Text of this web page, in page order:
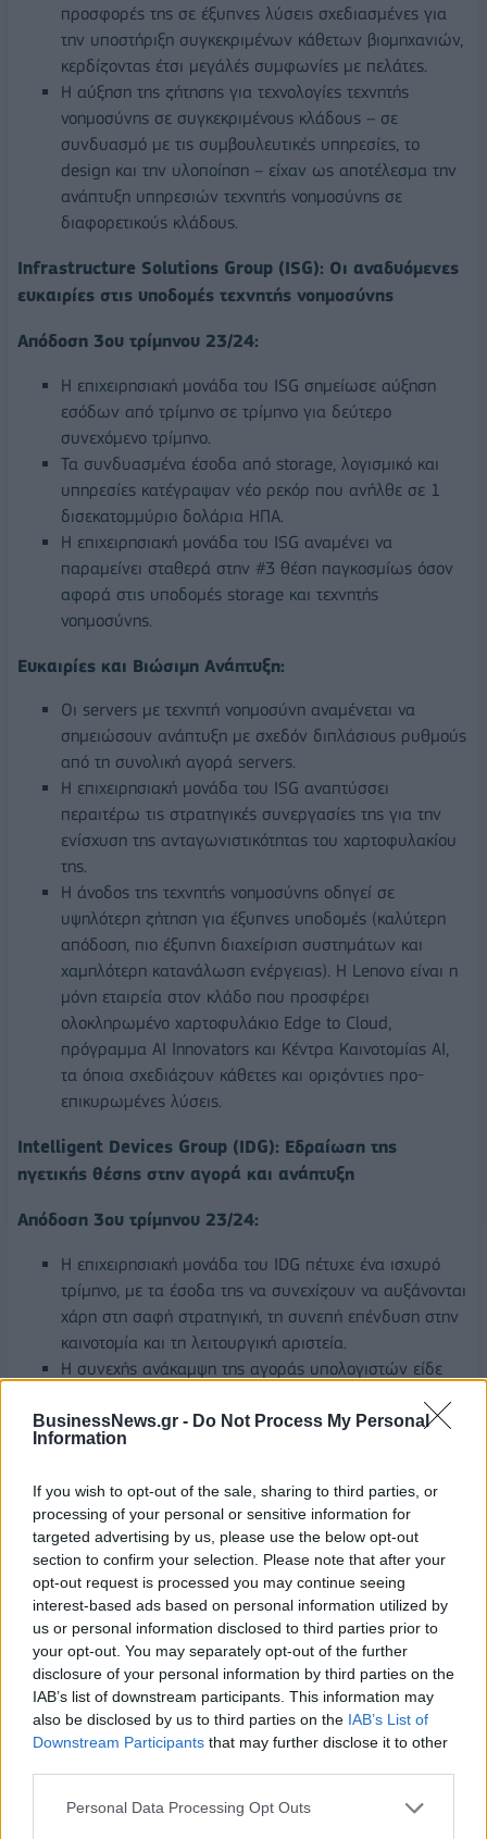
BusinessNews.gr - Do Not Process My Personal
Information
If you wish to opt-out of the sale, sharing to third parties, or
processing of your personal or sensitive information for
targeted advertising by us, please use the below opt-out
section to confirm your selection. Please note that after your
opt-out request is processed you may continue seeing
interest-based ads based on personal information utilized by
us or personal information disclosed to third parties prior to
your opt-out. You may separately opt-out of the further
disclosure of your personal information by third parties on the
IAB’s list of downstream participants. This information may
also be disclosed by us to third parties on the IAB’s List of
Downstream Participants that may further disclose it to other
Personal Data Processing Opt Outs
προσφορές της σε έξυπνες λύσεις σχεδιασμένες για
την υποστήριξη συγκεκριμένων κάθετων βιομηχανιών,
κερδίζοντας έτσι μεγάλές συμφωνίες με πελάτες.
Η αύξηση της ζήτησης για τεχνολογίες τεχνητής
νοημοσύνης σε συγκεκριμένους κλάδους – σε
συνδυασμό με τις συμβουλευτικές υπηρεσίες, το
design και την υλοποίηση – είχαν ως αποτέλεσμα την
ανάπτυξη υπηρεσιών τεχνητής νοημοσύνης σε
διαφορετικούς κλάδους.
Infrastructure Solutions Group (ISG): Οι αναδυόμενες
ευκαιρίες στις υποδομές τεχνητής νοημοσύνης
Απόδοση 3ου τρίμηνου 23/24:
Η επιχειρησιακή μονάδα του ISG σημείωσε αύξηση
εσόδων από τρίμηνο σε τρίμηνο για δεύτερο
συνεχόμενο τρίμηνο.
Τα συνδυασμένα έσοδα από storage, λογισμικό και
υπηρεσίες κατέγραψαν νέο ρεκόρ που ανήλθε σε 1
δισεκατομμύριο δολάρια ΗΠΑ.
Η επιχειρησιακή μονάδα του ISG αναμένει να
παραμείνει σταθερά στην #3 θέση παγκοσμίως όσον
αφορά στις υποδομές storage και τεχνητής
νοημοσύνης.
Ευκαιρίες και Βιώσιμη Ανάπτυξη:
Οι servers με τεχνητή νοημοσύνη αναμένεται να
σημειώσουν ανάπτυξη με σχεδόν διπλάσιους ρυθμούς
από τη συνολική αγορά servers.
Η επιχειρησιακή μονάδα του ISG αναπτύσσει
περαιτέρω τις στρατηγικές συνεργασίες της για την
ενίσχυση της ανταγωνιστικότητας του χαρτοφυλακίου
της.
Η άνοδος της τεχνητής νοημοσύνης οδηγεί σε
υψηλότερη ζήτηση για έξυπνες υποδομές (καλύτερη
απόδοση, πιο έξυπνη διαχείριση συστημάτων και
χαμηλότερη κατανάλωση ενέργειας). Η Lenovo είναι η
μόνη εταιρεία στον κλάδο που προσφέρει
ολοκληρωμένο χαρτοφυλάκιο Edge to Cloud,
πρόγραμμα AI Innovators και Κέντρα Καινοτομίας AI,
τα όποια σχεδιάζουν κάθετες και οριζόντιες προ-
επικυρωμένες λύσεις.
Intelligent Devices Group (IDG): Εδραίωση της
ηγετικής θέσης στην αγορά και ανάπτυξη
Απόδοση 3ου τρίμηνου 23/24:
Η επιχειρησιακή μονάδα του IDG πέτυχε ένα ισχυρό
τρίμηνο, με τα έσοδα της να συνεχίζουν να αυξάνονται
χάρη στη σαφή στρατηγική, τη συνεπή επένδυση στην
καινοτομία και τη λειτουργική αριστεία.
Η συνεχής ανάκαμψη της αγοράς υπολογιστών είδε
αγορά και να επιστρέφει σε ετήσια αύξηση αποστολών,
καταγράφοντας το υψηλότερο μερίδιο αγοράς από την
Βόρεια Αμερική κατέγραψε ετήσια αύξηση εσόδων από
υπολογιστές της τάξεως του 20%.
Η απόδοση σε non-PC συσκευές σημείωσε επίσης
ενθαρρυντική πρόοδο. Τα smartphone και tablet
επέστρεψαν σε υψηλή διψήφια αύξηση αποστολών,
από έτος σε έτος, με σημαντικό premium στην αγορά
άνω των 20 μονάδων. Οι αποστολές smartphone
αυξήθηκαν κατά 32%, από έτος σε έτος –
σημειώνοντας υπερανάπτυξη στις περιοχές Ασίας-
Ειρηνικού, την EMEA και τη Βόρεια Αμερική.
Ευκαιρίες και Βιώσιμη Ανάπτυξη: